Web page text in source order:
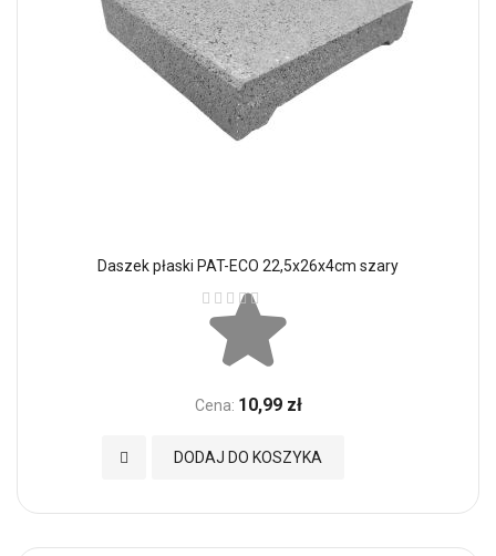
Daszek płaski PAT-ECO 22,5x26x4cm szary
Ocena:
Cena: 10,99 zł
DODAJ DO KOSZYKA
Dodaj do Ulubionych